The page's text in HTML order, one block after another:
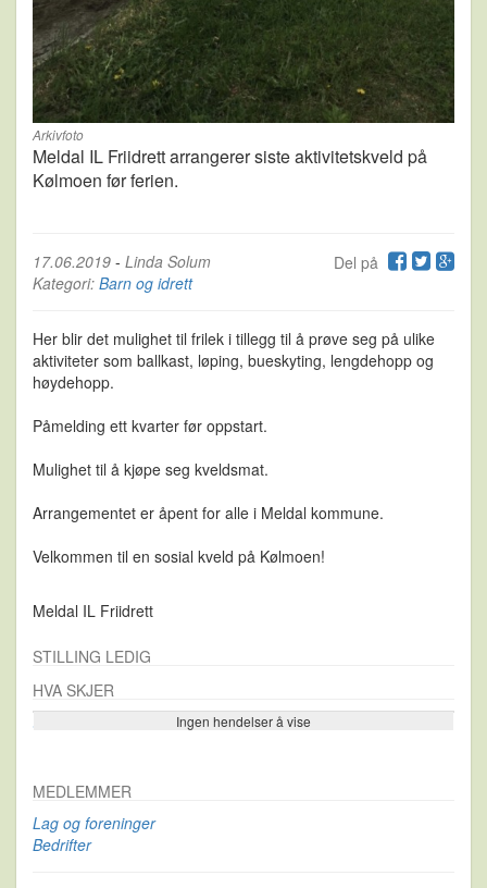
Arkivfoto
Meldal IL Friidrett arrangerer siste aktivitetskveld på
Kølmoen før ferien.
Del på
17.06.2019 - Linda Solum
Kategori: Barn og idrett
Her blir det mulighet til frilek i tillegg til å prøve seg på ulike
aktiviteter som ballkast, løping, bueskyting, lengdehopp og
høydehopp.
Påmelding ett kvarter før oppstart.
Mulighet til å kjøpe seg kveldsmat.
Arrangementet er åpent for alle i Meldal kommune.
Velkommen til en sosial kveld på Kølmoen!
Meldal IL Friidrett
STILLING LEDIG
HVA SKJER
Ingen hendelser å vise
Se flere…
MEDLEMMER
Lag og foreninger
Bedrifter